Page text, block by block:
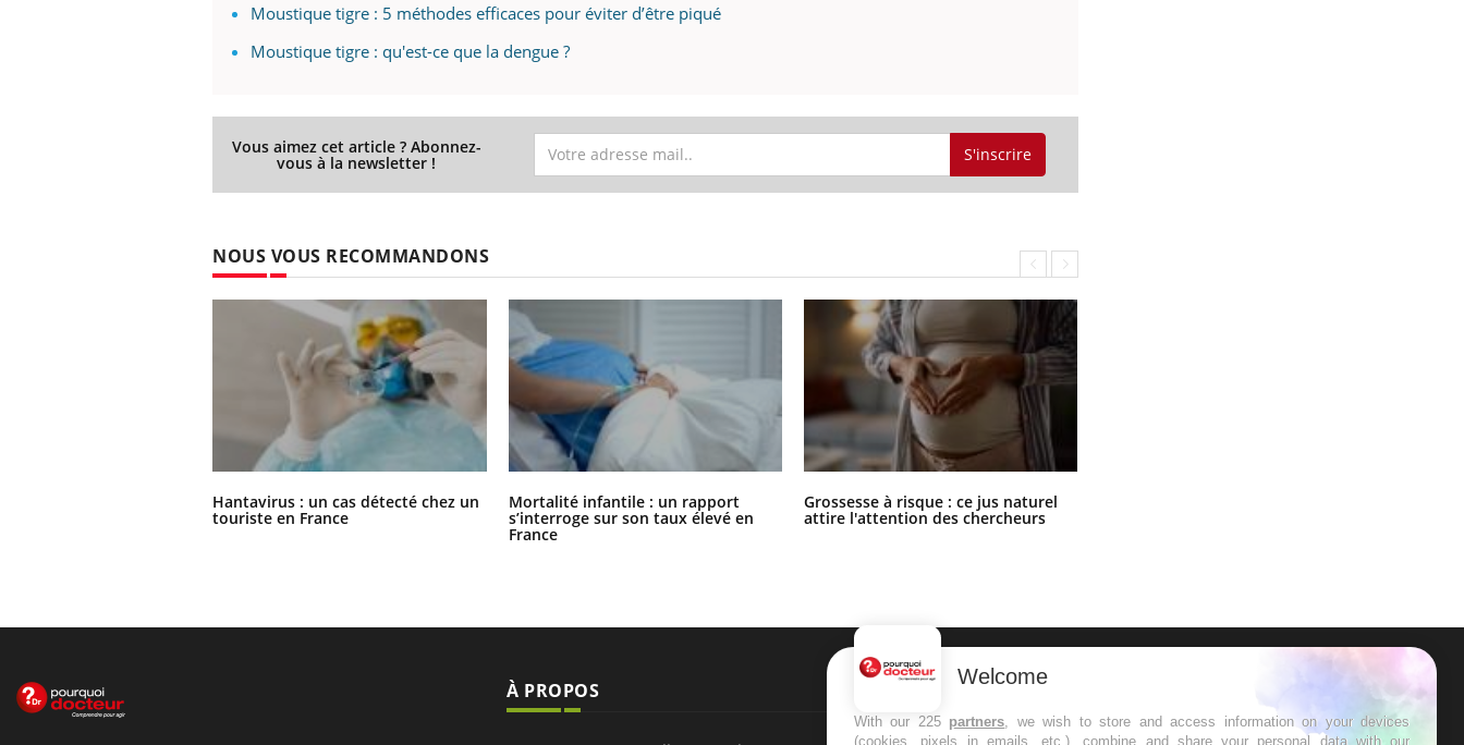
Moustique tigre : 5 méthodes efficaces pour éviter d’être piqué
Moustique tigre : qu'est-ce que la dengue ?
Vous aimez cet article ? Abonnez-
vous à la newsletter ! S'inscrire
NOUS VOUS RECOMMANDONS
Hantavirus : un cas détecté chez un
touriste en France
Mortalité infantile : un rapport
s’interroge sur son taux élevé en
France
Grossesse à risque : ce jus naturel
attire l'attention des chercheurs
À PROPOS NEWSLETTER
Welcome
With our 225 partners, we wish to store and access information on your devices
(cookies, pixels in emails, etc.), combine and share your personal data with our